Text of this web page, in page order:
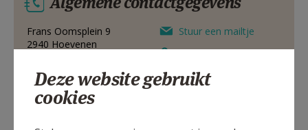
MIJN PAROCHIE
AANMELDEN OF REGISTREREN
Frans Oomsplein 9
2940 Hoevenen
Stuur een mailtje
Google Maps
Deze website gebruikt
cookies